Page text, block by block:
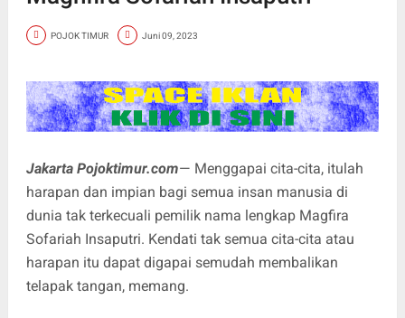
POJOK TIMUR Juni 09, 2023
Jakarta Pojoktimur.com— Menggapai cita-cita, itulah
harapan dan impian bagi semua insan manusia di
dunia tak terkecuali pemilik nama lengkap Magfira
Sofariah Insaputri. Kendati tak semua cita-cita atau
harapan itu dapat digapai semudah membalikan
telapak tangan, memang.